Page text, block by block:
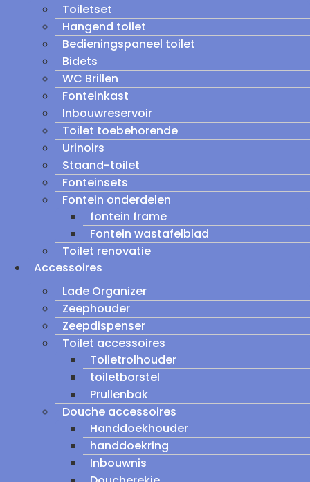
Toiletset
Hangend toilet
Bedieningspaneel toilet
Bidets
WC Brillen
Fonteinkast
Inbouwreservoir
Toilet toebehorende
Urinoirs
Staand-toilet
Fonteinsets
Fontein onderdelen
fontein frame
Fontein wastafelblad
Toilet renovatie
Accessoires
Lade Organizer
Zeephouder
Zeepdispenser
Toilet accessoires
Toiletrolhouder
toiletborstel
Prullenbak
Douche accessoires
Handdoekhouder
handdoekring
Inbouwnis